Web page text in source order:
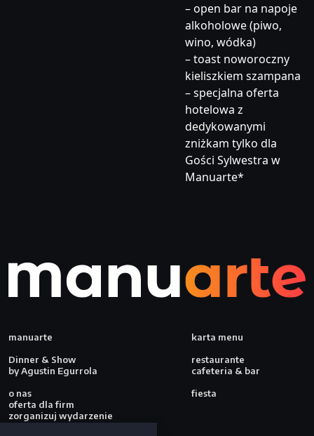
– open bar na napoje
alkoholowe (piwo,
wino, wódka)
– toast noworoczny
kieliszkiem szampana
– specjalna oferta
hotelowa z
dedykowanymi
zniżkam tylko dla
Gości Sylwestra w
Manuarte*
manuarte
Dinner & Show
by Agustin Egurrola
o nas
karta menu
restaurante
cafeteria & bar
fiesta
oferta dla firm
zorganizuj wydarzenie